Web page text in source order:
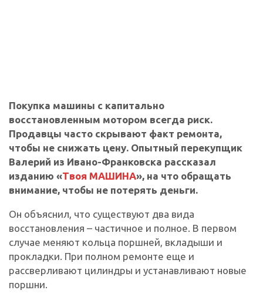
Покупка машины с капитально
восстановленным мотором всегда риск.
Продавцы часто скрывают факт ремонта,
чтобы не снижать цену. Опытный перекупщик
Валерий из Ивано-Франковска рассказал
изданию «Твоя МАШИНА», на что обращать
внимание, чтобы не потерять деньги.
Он объяснил, что существуют два вида
восстановления – частичное и полное. В первом
случае меняют кольца поршней, вкладыши и
прокладки. При полном ремонте еще и
рассверливают цилиндры и устанавливают новые
поршни.